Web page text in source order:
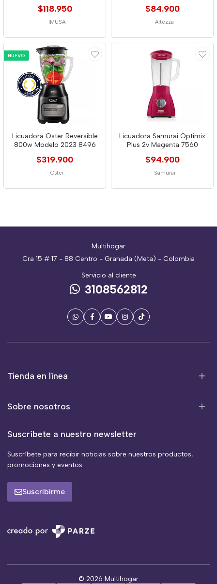
$118.950
- IMUSA
$84.900
- Altezza
NUEVO
Licuadora Oster Reversible
800w Modelo 2023 8496
$319.900
- Oster
Licuadora Samurai Optimix
Plus 2v Magenta 7560
$94.900
- Samurái
Multihogar
Cra 15 # 17 - 88 Centro - Granada (Meta) - Colombia
Servicio al cliente
3108562812
Tienda en línea
Sobre nosotros
Suscríbete a nuestro newsletter
Suscríbete para recibir noticias sobre nuestros productos,
promociones y eventos.
Suscribirme
© 2026 Multihogar